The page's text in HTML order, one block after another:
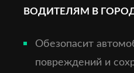
ВОДИТЕЛЯМ В
Обезопасит
повреждений и